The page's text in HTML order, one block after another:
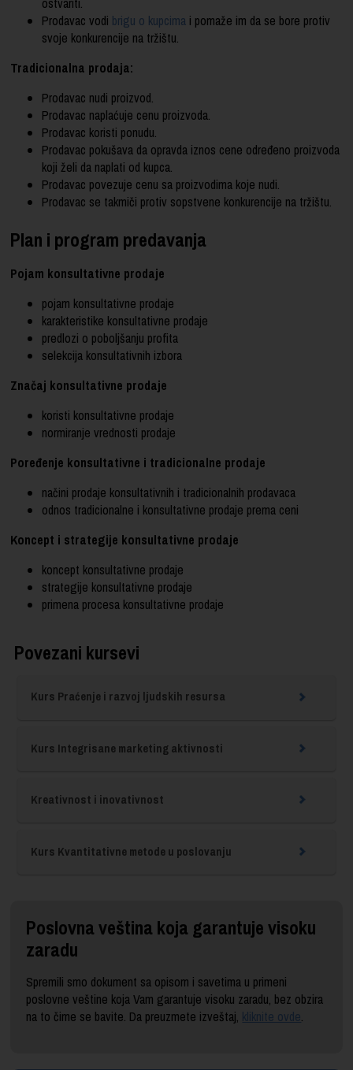
Prodavac vodi brigu o kupcima i pomaže im da se bore protiv
svoje konkurencije na tržištu.
Tradicionalna prodaja:
Prodavac nudi proizvod.
Prodavac naplaćuje cenu proizvoda.
Prodavac koristi ponudu.
Prodavac pokušava da opravda iznos cene određeno proizvoda
koji želi da naplati od kupca.
Prodavac povezuje cenu sa proizvodima koje nudi.
Prodavac se takmiči protiv sopstvene konkurencije na tržištu.
Plan i program predavanja
Pojam konsultativne prodaje
pojam konsultativne prodaje
karakteristike konsultativne prodaje
predlozi o poboljšanju profita
selekcija konsultativnih izbora
Značaj konsultativne prodaje
koristi konsultativne prodaje
normiranje vrednosti prodaje
Poređenje konsultativne i tradicionalne prodaje
načini prodaje konsultativnih i tradicionalnih prodavaca
odnos tradicionalne i konsultativne prodaje prema ceni
Koncept i strategije konsultativne prodaje
koncept konsultativne prodaje
strategije konsultativne prodaje
primena procesa konsultativne prodaje
Povezani kursevi
Kurs Praćenje i razvoj ljudskih resursa
Kurs Integrisane marketing aktivnosti
Kreativnost i inovativnost
Kurs Kvantitativne metode u poslovanju
Poslovna veština koja garantuje visoku
zaradu
Spremili smo dokument sa opisom i savetima u primeni
poslovne veštine koja Vam garantuje visoku zaradu, bez obzira
na to čime se bavite. Da preuzmete izveštaj, kliknite ovde.